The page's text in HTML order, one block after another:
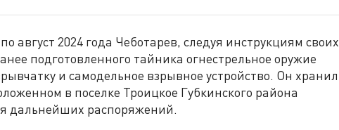
август 2024 года Чеботарев, следуя инструкциям своих
подготовленного тайника огнестрельное оружие
и самодельное взрывное устройство. Он хранил
в поселке Троицкое Губкинского района
дальнейших распоряжений.